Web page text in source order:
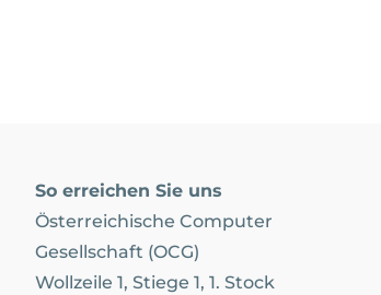
So erreichen Sie uns
Österreichische Computer
Gesellschaft (OCG)
Wollzeile 1, Stiege 1, 1. Stock